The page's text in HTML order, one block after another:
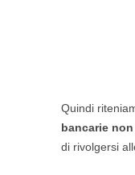
Quindi
bancarie
di rivolgersi